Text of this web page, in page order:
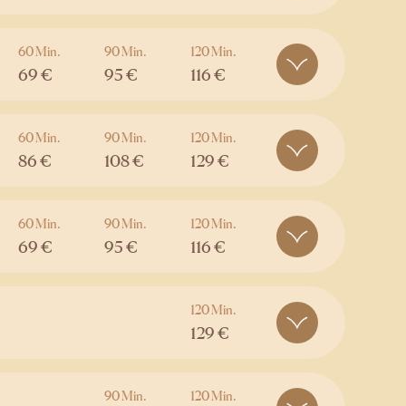
60 Min.
69 €
90 Min.
95 €
120 Min.
116 €
60 Min.
86 €
90 Min.
108 €
120 Min.
129 €
60 Min.
69 €
90 Min.
95 €
120 Min.
116 €
120 Min.
129 €
90 Min. 120 Min.